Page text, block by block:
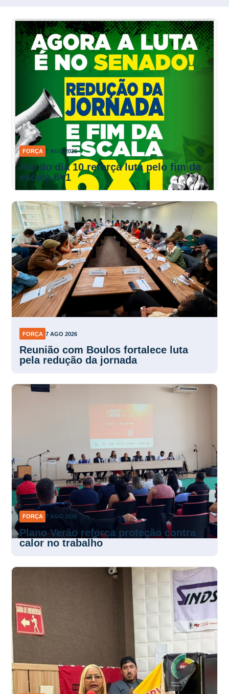
FORÇA 7 AGO 2026
Ato do dia 10 reforça luta pelo fim da
escala 6×1
FORÇA 7 AGO 2026
Reunião com Boulos fortalece luta
pela redução da jornada
FORÇA 7 AGO 2026
Plano Verão reforça proteção contra
calor no trabalho